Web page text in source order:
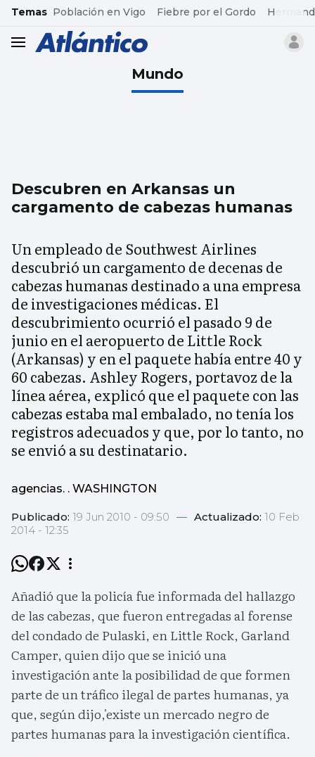
common.go-to-content
Temas Población en Vigo Fiebre por el Gordo
header.menu.open
Mundo
Descubren en Arkansas un
cargamento de cabezas humanas
Un empleado de Southwest Airlines
descubrió un cargamento de decenas de
cabezas humanas destinado a una empresa
de investigaciones médicas. El
descubrimiento ocurrió el pasado 9 de
junio en el aeropuerto de Little Rock
(Arkansas) y en el paquete había entre 40 y
60 cabezas. Ashley Rogers, portavoz de la
línea aérea, explicó que el paquete con las
cabezas estaba mal embalado, no tenía los
registros adecuados y que, por lo tanto, no
se envió a su destinatario.
agencias. . WASHINGTON
Publicado: 19 Jun 2010 - 09:50 — Actualizado: 10 Feb
2014 - 12:35
Añadió que la policía fue informada del hallazgo
de las cabezas, que fueron entregadas al forense
del condado de Pulaski, en Little Rock, Garland
Camper, quien dijo que se inició una
investigación ante la posibilidad de que formen
parte de un tráfico ilegal de partes humanas, ya
que, según dijo,'existe un mercado negro de
partes humanas para la investigación científica.